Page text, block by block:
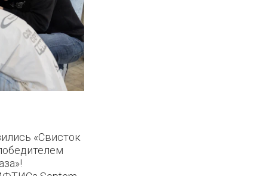
«Свисток
обедителем